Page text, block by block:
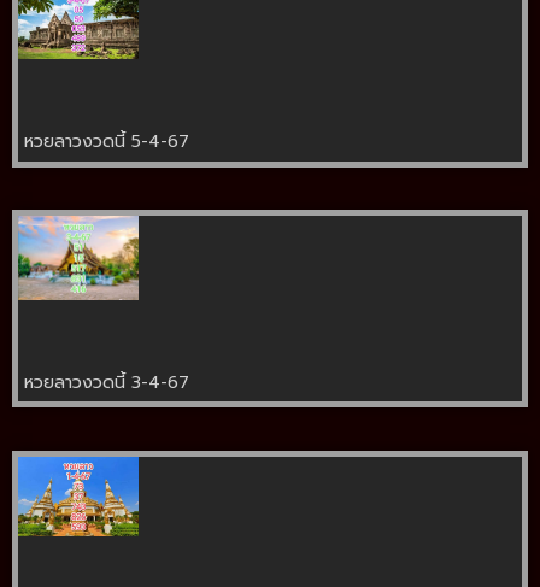
หวยลาวงวดนี้ 5-4-67
หวยลาวงวดนี้ 3-4-67